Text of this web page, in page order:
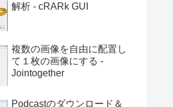
解析 - cRARk GUI
複数の画像を自由に配置し
て１枚の画像にする -
Jointogether
Podcastのダウンロード＆